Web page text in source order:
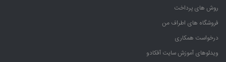
روش های پرداخت
فروشگاه های اطراف من
درخواست همکاری
ویدئوهای آموزش سایت آفکادو